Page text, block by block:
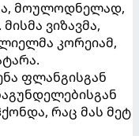
მოულოდნელად,
ვიზავმა,
კორეიამ,
ფლანგისგან
რაც მას მეტ